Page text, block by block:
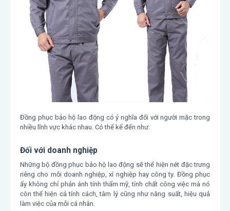
Đồng phục bảo hộ lao động có ý nghĩa đối với người mặc trong
nhiều lĩnh vực khác nhau. Có thể kể đến như:
Đối với doanh nghiệp
Những bộ đồng phục bảo hộ lao động sẽ thể hiện nét đặc trưng
riêng cho mỗi doanh nghiệp, xí nghiệp hay công ty. Đồng phục
ấy không chỉ phản ánh tính thẩm mỹ, tính chất công việc mà nó
còn thể hiện cả tính cách, tâm lý cũng như năng suất, hiệu quả
làm việc của mỗi cá nhân.